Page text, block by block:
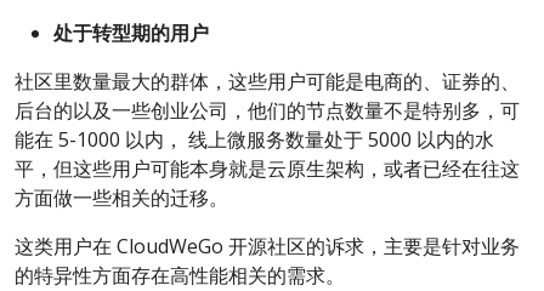
处于转型期的用户
社区里数量最大的群体，这些用户可能是电商的、证券的、
后台的以及一些创业公司，他们的节点数量不是特别多，可
能在 5-1000 以内， 线上微服务数量处于 5000 以内的水
平，但这些用户可能本身就是云原生架构，或者已经在往这
方面做一些相关的迁移。
这类用户在 CloudWeGo 开源社区的诉求，主要是针对业务
的特异性方面存在高性能相关的需求。